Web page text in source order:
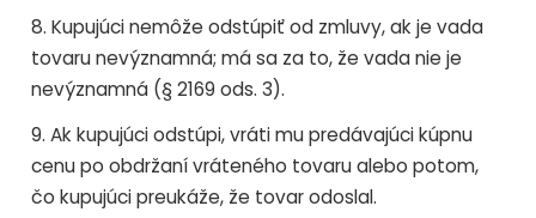
8. Kupujúci nemôže odstúpiť od zmluvy, ak je vada
tovaru nevýznamná; má sa za to, že vada nie je
nevýznamná (§ 2169 ods. 3).
9. Ak kupujúci odstúpi, vráti mu predávajúci kúpnu
cenu po obdržaní vráteného tovaru alebo potom,
čo kupujúci preukáže, že tovar odoslal.